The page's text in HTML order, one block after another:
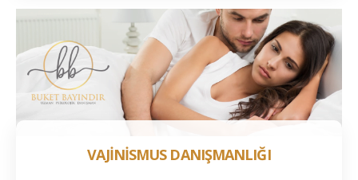
VAJİNİSMUS DANIŞMANLIĞI